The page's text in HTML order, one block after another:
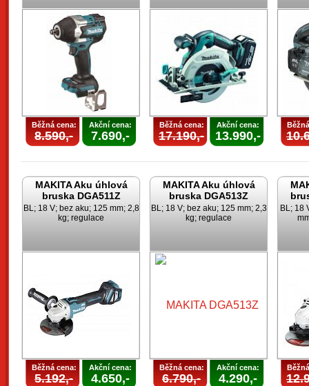
Běžná cena:
8.590,-
Akční cena:
7.690,-
Běžná cena:
17.190,-
Akční cena:
13.990,-
MAKITA Aku úhlová
bruska DGA511Z
BL; 18 V; bez aku; 125 mm; 2,8
kg; regulace
Běžná cena:
5.192,-
Akční cena:
4.650,-
MAKITA Aku úhlová
bruska DGA513Z
BL; 18 V; bez aku; 125 mm; 2,3
kg; regulace
Běžná cena:
6.790,-
Akční cena:
4.290,-
BL; 18